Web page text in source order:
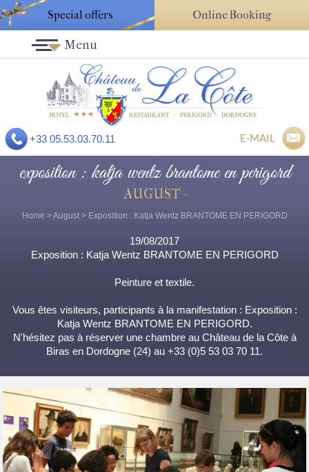
Special offers Online Booking
+33 05.53.03.70.11 E-MAIL
Menu
exposition : katja wentz brantome en perigord
AUGUST -
Home >August> Exposition : Katja Wentz BRANTOME EN PERIGORD
19/08/2017
Exposition : Katja Wentz BRANTOME EN PERIGORD
Peinture et textile.
Vous êtes visiteurs, participants à la manifestation : Exposition :
Katja Wentz BRANTOME EN PERIGORD.
N'hésitez pas à réserver une chambre au Château de la Côte à
Biras en Dordogne (24) au +33 (0)5 53 03 70 11.